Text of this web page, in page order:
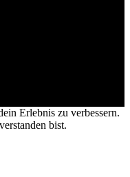
Erlebnis zu verbessern.
bist.